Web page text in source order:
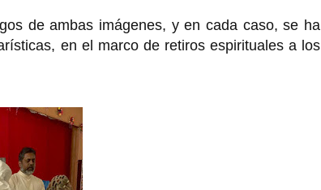
de ambas imágenes, y en cada caso, se ha
en el marco de retiros espirituales a los